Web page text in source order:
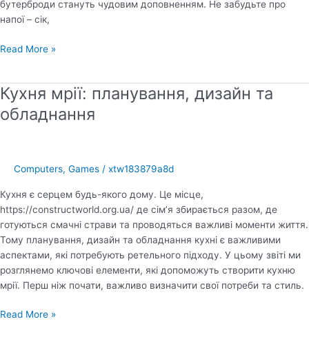
бутерброди стануть чудовим доповненням. Не забудьте про
напої – сік,
Прості
організації
незабутнього
свята
Read More »
Кухня мрії: планування, дизайн та
обладнання
Computers, Games / xtw183879a8d
Кухня є серцем будь-якого дому. Це місце,
https://constructworld.org.ua/ де сім’я збирається разом, де
готуються смачні страви та проводяться важливі моменти життя.
Тому планування, дизайн та обладнання кухні є важливими
аспектами, які потребують ретельного підходу. У цьому звіті ми
розглянемо ключові елементи, які допоможуть створити кухню
мрії. Перш ніж почати, важливо визначити свої потреби та стиль.
Кухня
Read More »